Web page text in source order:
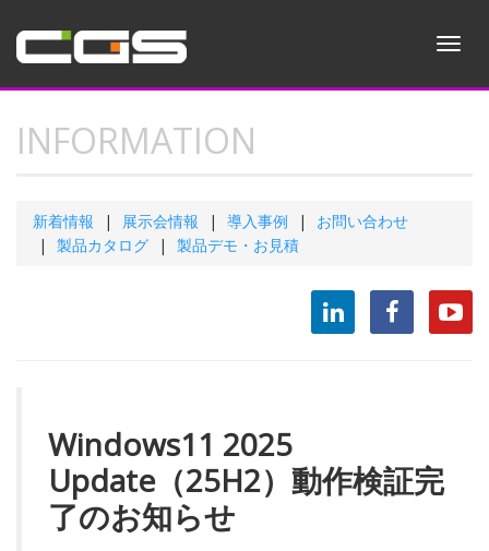
INFORMATION
新着情報 展示会情報 導入事例
お問い合わせ
製品カタログ
製品デモ・お見積
Windows11 2025
Update（25H2）動作検証完
了のお知らせ